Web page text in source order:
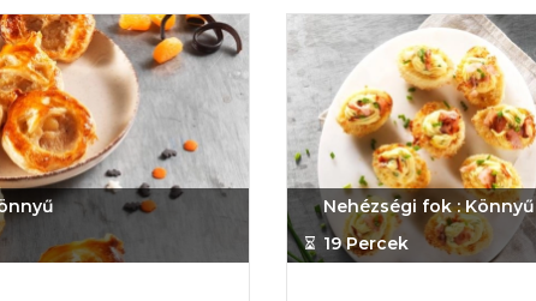
Nehézségi fok : Könnyű
19 Percek